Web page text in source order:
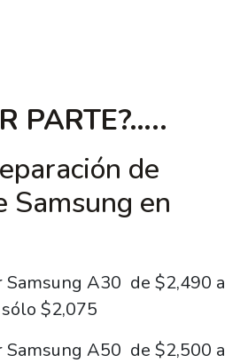
PARTE?…..
de
Samsung en
Samsung A30 de $2,490 a
sólo $2,075
Samsung A50 de $2,500 a